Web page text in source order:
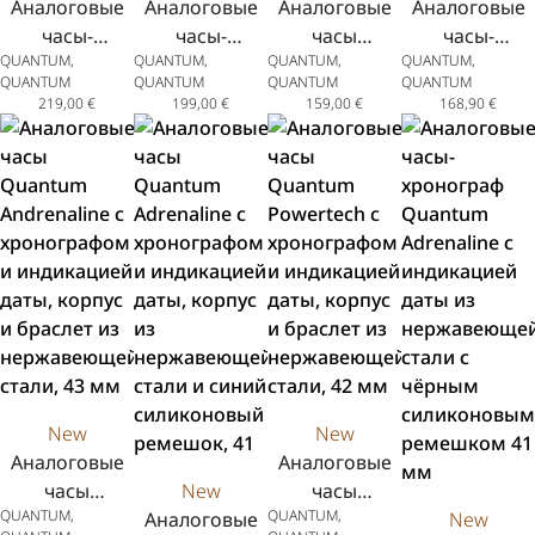
Аналоговые
часы-
хронограф
Quantum
Hunter с
индикацией
даты из
нержавеющей
стали с
жёлтым
силиконовым
ремешком
43,5 мм
QUANTUM,
QUANTUM
219,00€
Аналоговые
часы-
хронограф
Quantum
Hunter с
индикацией
даты из
нержавеющей
стали с
чёрным
силиконовым
ремешком 44
мм
QUANTUM,
QUANTUM
199,00€
Аналоговые
часы
Quantum
Adrenaline с
индикацией
даты, корпус
из
нержавеющей
стали,
двухцветный
браслет из
нержавеющей
стали, 41
QUANTUM,
QUANTUM
159,00€
Аналоговые
часы-
хронограф
Quantum
Powertech с
индикацией
даты, корпус
из
нержавеющей
стали,
зелёный
силиконовый
ремешок, 41.5
мм
QUANTUM,
QUANTUM
168,90€
New
Аналоговые
часы
Quantum
QUANTUM,
New
Аналоговые
New
Аналоговые
часы
Quantum
QUANTUM,
New